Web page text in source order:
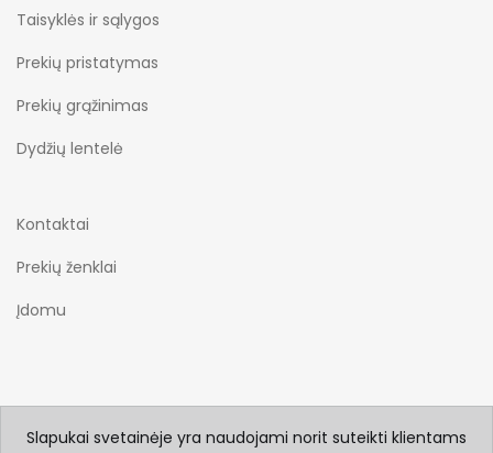
Taisyklės ir sąlygos
Prekių pristatymas
Prekių grąžinimas
Dydžių lentelė
Kontaktai
Prekių ženklai
Įdomu
Slapukai svetainėje yra naudojami norit suteikti klientams